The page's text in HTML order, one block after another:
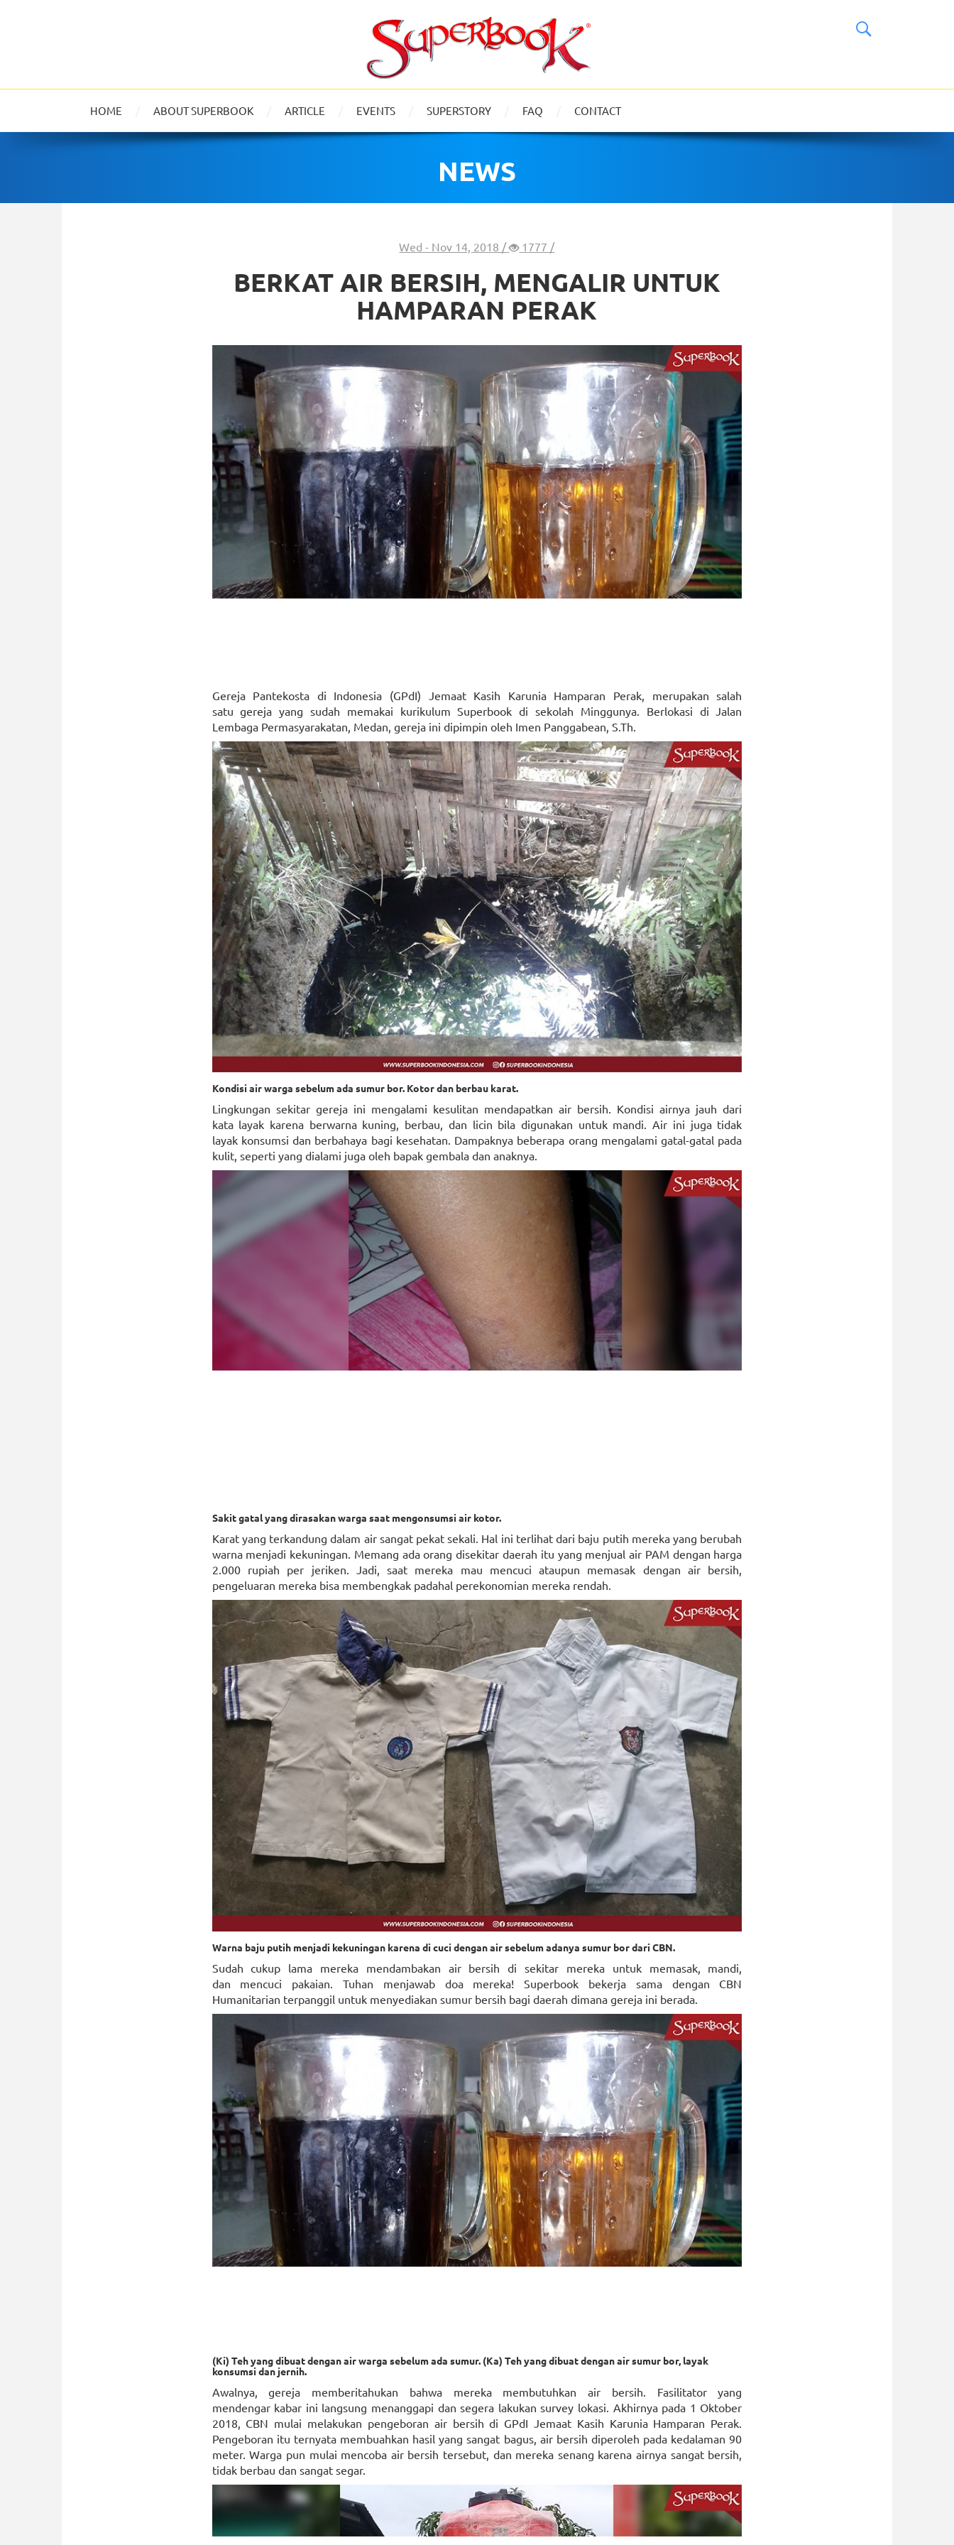
HOME ABOUT SUPERBOOK ARTICLE EVENTS SUPERSTORY FAQ CONTACT
NEWS
Wed - Nov 14, 2018 / 1777 /
BERKAT AIR BERSIH, MENGALIR UNTUK
HAMPARAN PERAK
Gereja Pantekosta di Indonesia (GPdI) Jemaat Kasih Karunia Hamparan Perak, merupakan salah
satu gereja yang sudah memakai kurikulum Superbook di sekolah Minggunya. Berlokasi di Jalan
Lembaga Permasyarakatan, Medan, gereja ini dipimpin oleh Imen Panggabean, S.Th.
Kondisi air warga sebelum ada sumur bor. Kotor dan berbau karat.
Lingkungan sekitar gereja ini mengalami kesulitan mendapatkan air bersih. Kondisi airnya jauh dari
kata layak karena berwarna kuning, berbau, dan licin bila digunakan untuk mandi. Air ini juga tidak
layak konsumsi dan berbahaya bagi kesehatan. Dampaknya beberapa orang mengalami gatal-gatal pada
kulit, seperti yang dialami juga oleh bapak gembala dan anaknya.
Sakit gatal yang dirasakan warga saat mengonsumsi air kotor.
Karat yang terkandung dalam air sangat pekat sekali. Hal ini terlihat dari baju putih mereka yang berubah
warna menjadi kekuningan. Memang ada orang disekitar daerah itu yang menjual air PAM dengan harga
2.000 rupiah per jeriken. Jadi, saat mereka mau mencuci ataupun memasak dengan air bersih,
pengeluaran mereka bisa membengkak padahal perekonomian mereka rendah.
Warna baju putih menjadi kekuningan karena di cuci dengan air sebelum adanya sumur bor dari CBN.
Sudah cukup lama mereka mendambakan air bersih di sekitar mereka untuk memasak, mandi,
dan mencuci pakaian. Tuhan menjawab doa mereka! Superbook bekerja sama dengan CBN
Humanitarian terpanggil untuk menyediakan sumur bersih bagi daerah dimana gereja ini berada.
(Ki) Teh yang dibuat dengan air warga sebelum ada sumur. (Ka) Teh yang dibuat dengan air sumur bor, layak
konsumsi dan jernih.
Awalnya, gereja memberitahukan bahwa mereka membutuhkan air bersih. Fasilitator yang
mendengar kabar ini langsung menanggapi dan segera lakukan survey lokasi. Akhirnya pada 1 Oktober
2018, CBN mulai melakukan pengeboran air bersih di GPdI Jemaat Kasih Karunia Hamparan Perak.
Pengeboran itu ternyata membuahkan hasil yang sangat bagus, air bersih diperoleh pada kedalaman 90
meter. Warga pun mulai mencoba air bersih tersebut, dan mereka senang karena airnya sangat bersih,
tidak berbau dan sangat segar.